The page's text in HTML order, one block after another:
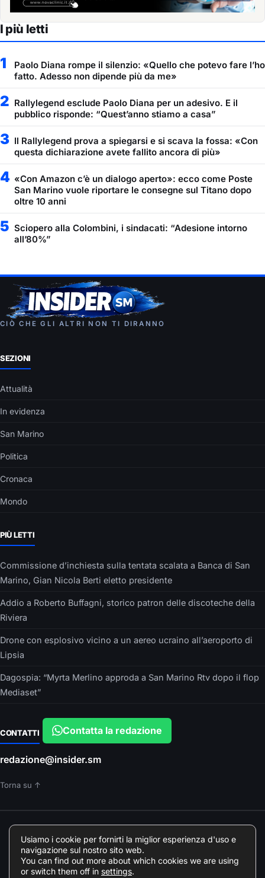
I più letti
1
Paolo Diana rompe il silenzio: «Quello che potevo fare l’ho
fatto. Adesso non dipende più da me»
2 Rallylegend esclude Paolo Diana per un adesivo. E il
pubblico risponde: “Quest’anno stiamo a casa”
3 Il Rallylegend prova a spiegarsi e si scava la fossa: «Con
questa dichiarazione avete fallito ancora di più»
4 «Con Amazon c’è un dialogo aperto»: ecco come Poste
San Marino vuole riportare le consegne sul Titano dopo
oltre 10 anni
5 Sciopero alla Colombini, i sindacati: “Adesione intorno
all’80%”
CIÒ CHE GLI ALTRI NON TI DIRANNO
SEZIONI
Attualità
In evidenza
San Marino
Politica
Cronaca
Mondo
PIÙ LETTI
Commissione d’inchiesta sulla tentata scalata a Banca di San
Marino, Gian Nicola Berti eletto presidente
Addio a Roberto Buffagni, storico patron delle discoteche della
Riviera
Drone con esplosivo vicino a un aereo ucraino all’aeroporto di
Lipsia
Dagospia: “Myrta Merlino approda a San Marino Rtv dopo il flop
Mediaset”
CONTATTI Contatta la redazione
redazione@insider.sm
Torna su ↑
Insider srls – VIA ARGONNE, 10 – PARMA
Direttore responsabile: Francesca Devincenzi
Giornalista professionista Odg Emilia Romagna elenco professionisti
Usiamo i cookie per fornirti la miglior esperienza d'uso e
navigazione sul nostro sito web.
You can find out more about which cookies we are using
or switch them off in settings.